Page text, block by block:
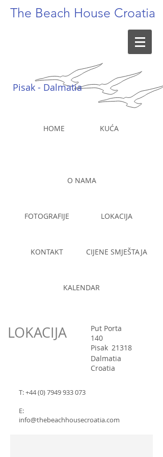
The Beach House Croatia
Pisak - Dalmatia
HOME KUĆA
O NAMA
FOTOGRAFIJE LOKACIJA
KONTAKT CIJENE SMJEŠTAJA
KALENDAR
LOKACIJA
Put Porta
140
Pisak 21318
Dalmatia
Croatia
T:+44 (0) 7949 933 073
E:
info@thebeachhousecroatia.com